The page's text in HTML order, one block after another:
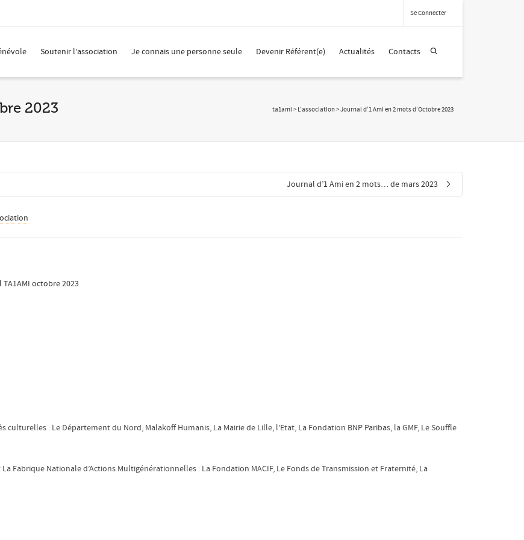
Se Connecter
Soutenir l’association Je connais une personne seule Devenir Référent(e) Actualités Contacts
2023 ta1ami > L'association>Journal d’1 Ami en 2 mots d’Octobre 2023
Journal d’1 Ami en 2 mots… de mars 2023
octobre 2023
: Le Département du Nord, Malakoff Humanis, La Mairie de Lille, l’Etat, La Fondation BNP Paribas, la GMF, Le Souffle
Fabrique Nationale d’Actions Multigénérationnelles : La Fondation MACIF, Le Fonds de Transmission et Fraternité, La